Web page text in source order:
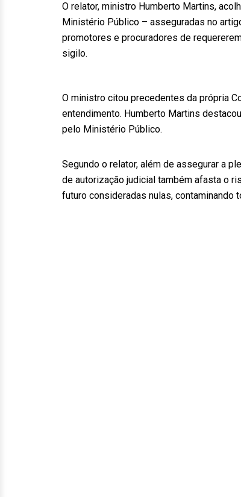
O relator, ministro Humberto Martins,
Ministério Público – asseguradas no
promotores e procuradores de
sigilo.
O ministro citou precedentes da própria
entendimento. Humberto Martins
pelo Ministério Público.
Segundo o relator, além de assegurar a
de autorização judicial também afasta o
futuro consideradas nulas, contaminando